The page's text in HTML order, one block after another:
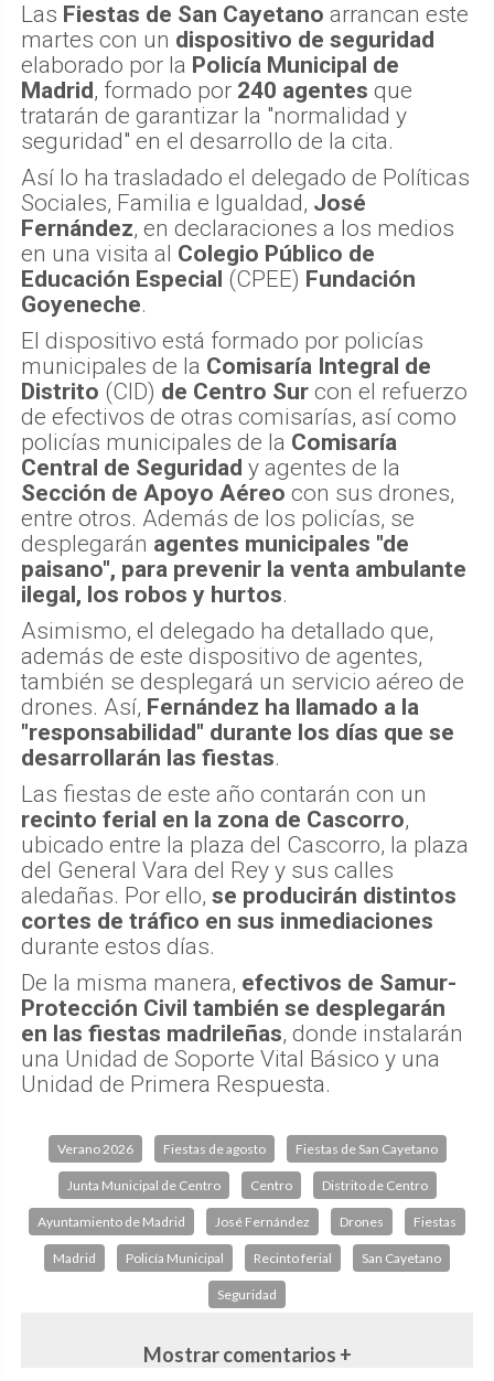
Las Fiestas de San Cayetano arrancan este
martes con un dispositivo de seguridad
elaborado por la Policía Municipal de
Madrid, formado por 240 agentes que
tratarán de garantizar la "normalidad y
seguridad" en el desarrollo de la cita.
Así lo ha trasladado el delegado de Políticas
Sociales, Familia e Igualdad, José
Fernández, en declaraciones a los medios
en una visita al Colegio Público de
Educación Especial (CPEE) Fundación
Goyeneche.
El dispositivo está formado por policías
municipales de la Comisaría Integral de
Distrito (CID) de Centro Sur con el refuerzo
de efectivos de otras comisarías, así como
policías municipales de la Comisaría
Central de Seguridad y agentes de la
Sección de Apoyo Aéreo con sus drones,
entre otros. Además de los policías, se
desplegarán agentes municipales "de
paisano", para prevenir la venta ambulante
ilegal, los robos y hurtos.
Asimismo, el delegado ha detallado que,
además de este dispositivo de agentes,
también se desplegará un servicio aéreo de
drones. Así, Fernández ha llamado a la
"responsabilidad" durante los días que se
desarrollarán las fiestas.
Las fiestas de este año contarán con un
recinto ferial en la zona de Cascorro,
ubicado entre la plaza del Cascorro, la plaza
del General Vara del Rey y sus calles
aledañas. Por ello, se producirán distintos
cortes de tráfico en sus inmediaciones
durante estos días.
De la misma manera, efectivos de Samur-
Protección Civil también se desplegarán
en las fiestas madrileñas, donde instalarán
una Unidad de Soporte Vital Básico y una
Unidad de Primera Respuesta.
Verano 2026 Fiestas de agosto Fiestas de San Cayetano
Junta Municipal de Centro Centro Distrito de Centro
Ayuntamiento de Madrid José Fernández Drones Fiestas
Madrid Policía Municipal Recinto ferial San Cayetano
Seguridad
Mostrar comentarios +